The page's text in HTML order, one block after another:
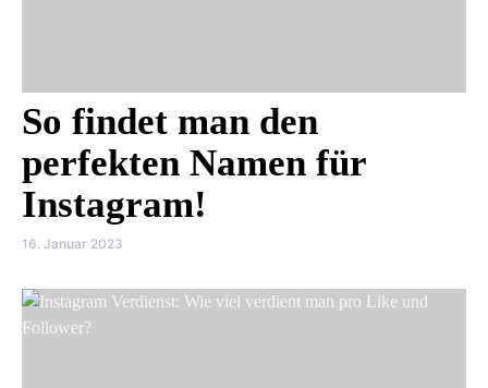
So findet man den
perfekten Namen für
Instagram!
16. Januar 2023